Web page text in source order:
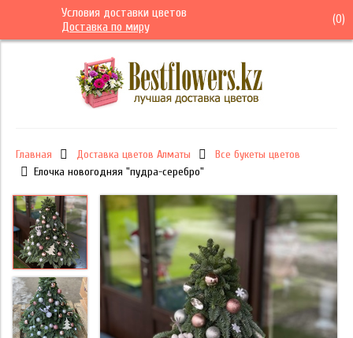
Условия доставки цветов
Доставка по миру
(0)
Главная Доставка цветов Алматы
Все букеты цветов
Елочка новогодняя "пудра-серебро"